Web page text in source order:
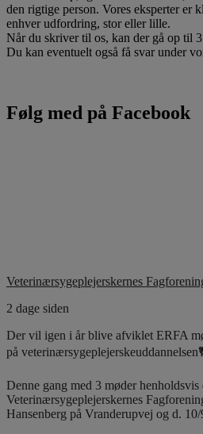
den rigtige person. Vores eksperter er
enhver udfordring, stor eller lille.
Når du skriver til os, kan der gå op til
Du kan eventuelt også få svar under
Følg med på Facebook
Veterinærsygeplejerskernes
2 dage siden
Der vil igen i år blive afviklet ERFA
på
Denne gang med 3 møder
Veterinærsygeplejerskernes
Hansenberg på Vranderupvej og d.